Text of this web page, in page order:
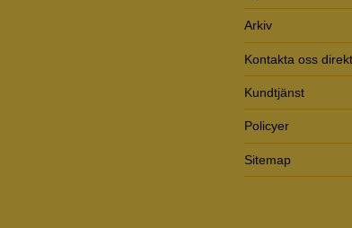
Arkiv
Kontakta oss direkt
Kundtjänst
Policyer
Sitemap